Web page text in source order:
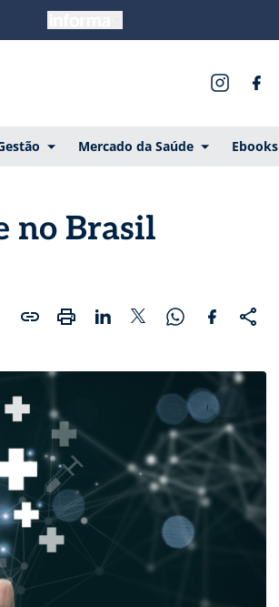
Mercado da Saúde Ebooks
no Brasil